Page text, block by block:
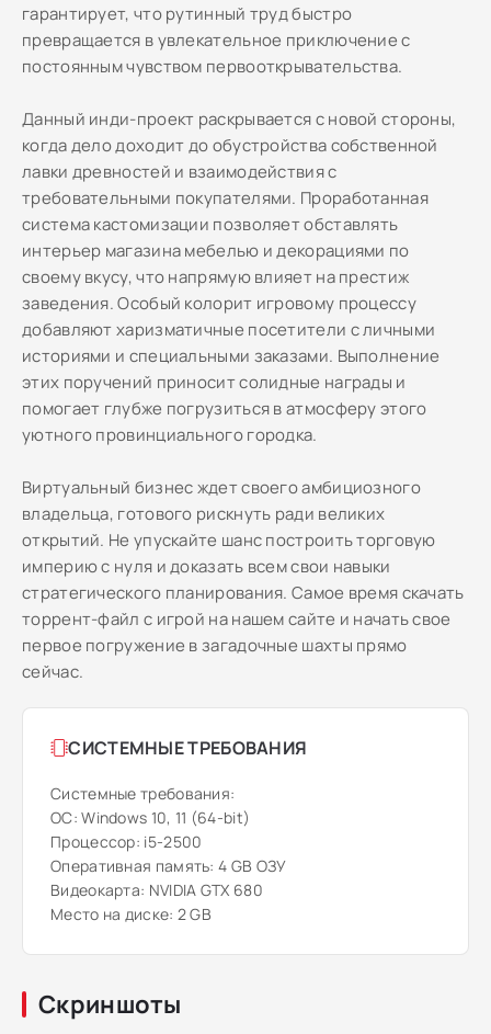
гарантирует, что рутинный труд быстро
превращается в увлекательное приключение с
постоянным чувством первооткрывательства.
Данный инди-проект раскрывается с новой стороны,
когда дело доходит до обустройства собственной
лавки древностей и взаимодействия с
требовательными покупателями. Проработанная
система кастомизации позволяет обставлять
интерьер магазина мебелью и декорациями по
своему вкусу, что напрямую влияет на престиж
заведения. Особый колорит игровому процессу
добавляют харизматичные посетители с личными
историями и специальными заказами. Выполнение
этих поручений приносит солидные награды и
помогает глубже погрузиться в атмосферу этого
уютного провинциального городка.
Виртуальный бизнес ждет своего амбициозного
владельца, готового рискнуть ради великих
открытий. Не упускайте шанс построить торговую
империю с нуля и доказать всем свои навыки
стратегического планирования. Самое время скачать
торрент-файл с игрой на нашем сайте и начать свое
первое погружение в загадочные шахты прямо
сейчас.
СИСТЕМНЫЕ ТРЕБОВАНИЯ
Системные требования:
ОС: Windows 10, 11 (64-bit)
Процессор: i5-2500
Оперативная память: 4 GB ОЗУ
Видеокарта: NVIDIA GTX 680
Место на диске: 2 GB
Скриншоты